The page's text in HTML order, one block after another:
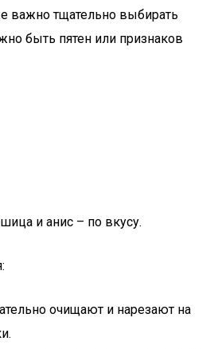
важно тщательно выбирать
быть пятен или признаков
и анис – по вкусу.
очищают и нарезают на